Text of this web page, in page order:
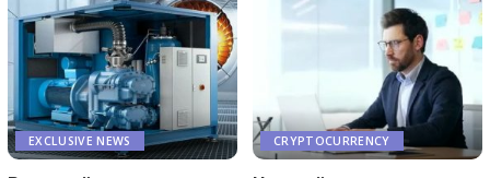
EXCLUSIVE NEWS CRYPTOCURRENCY